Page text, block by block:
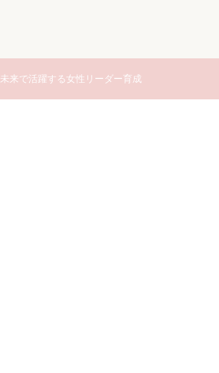
未来で活躍する女性リーダー育成